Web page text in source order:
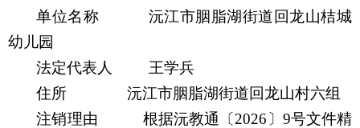
单位名称
沅江市胭脂湖街道回龙山桔城
幼儿园
法定代表人
王学兵
住所
沅江市胭脂湖街道回龙山村六组
注销理由
根据沅教通 〔 2026 〕 9号文件精